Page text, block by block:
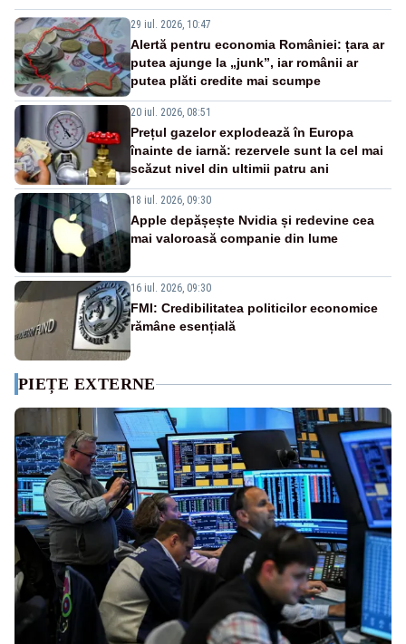
29 iul. 2026, 10:47
Alertă pentru economia României: țara ar
putea ajunge la „junk”, iar românii ar
putea plăti credite mai scumpe
20 iul. 2026, 08:51
Prețul gazelor explodează în Europa
înainte de iarnă: rezervele sunt la cel mai
scăzut nivel din ultimii patru ani
18 iul. 2026, 09:30
Apple depășește Nvidia și redevine cea
mai valoroasă companie din lume
16 iul. 2026, 09:30
FMI: Credibilitatea politicilor economice
rămâne esențială
PIEȚE EXTERNE